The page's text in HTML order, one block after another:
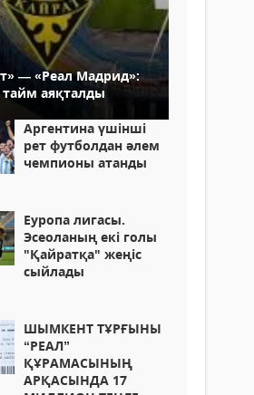
— «Реал Мадрид»:
тайм аяқталды
Аргентина үшінші
рет футболдан әлем
чемпионы атанды
Еуропа лигасы.
Эсеоланың екі голы
"Қайратқа" жеңіс
сыйлады
ШЫМКЕНТ ТҰРҒЫНЫ
“РЕАЛ”
ҚҰРАМАСЫНЫҢ
АРҚАСЫНДА 17